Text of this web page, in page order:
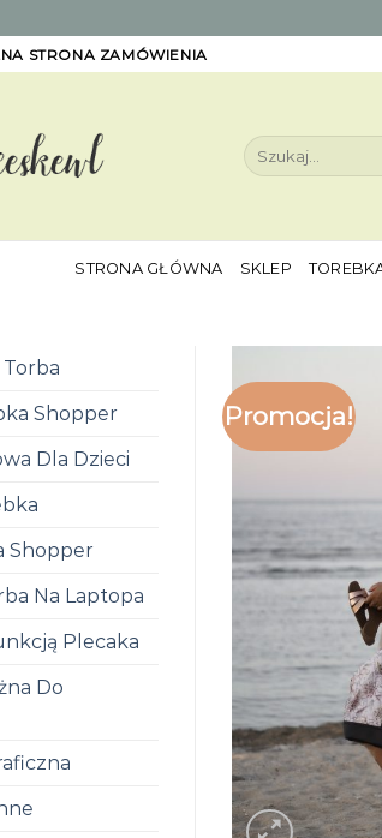
STRONA ZAMÓWIENIA
Szukaj:
STRONA GŁÓWNA SKLEP
Shopper
Dla Dzieci
Shopper
Na Laptopa
Plecaka
Do
Promocja!